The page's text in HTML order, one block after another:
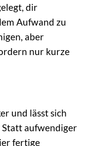
dir
Aufwand zu
aber
nur kurze
und lässt sich
aufwendiger
fertige